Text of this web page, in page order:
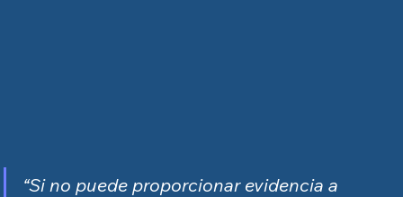
“Si no puede proporcionar evidencia a